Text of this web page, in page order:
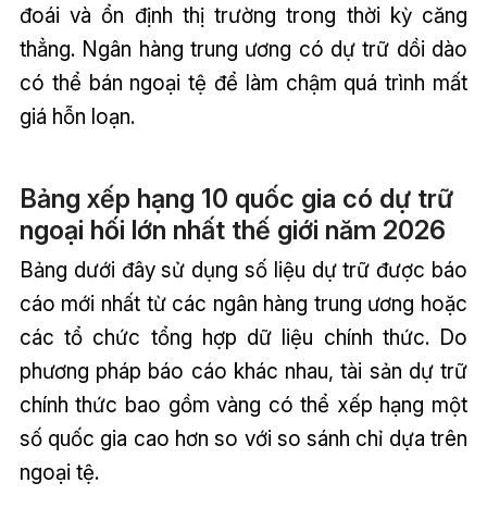
đoái và ổn định thị trường trong thời kỳ căng
thẳng. Ngân hàng trung ương có dự trữ dồi dào
có thể bán ngoại tệ để làm chậm quá trình mất
giá hỗn loạn.
Bảng xếp hạng 10 quốc gia có dự trữ
ngoại hối lớn nhất thế giới năm 2026
Bảng dưới đây sử dụng số liệu dự trữ được báo
cáo mới nhất từ các ngân hàng trung ương hoặc
các tổ chức tổng hợp dữ liệu chính thức. Do
phương pháp báo cáo khác nhau, tài sản dự trữ
chính thức bao gồm vàng có thể xếp hạng một
số quốc gia cao hơn so với so sánh chỉ dựa trên
ngoại tệ.